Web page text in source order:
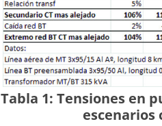
Tabla 1: Tensiones en
escenarios